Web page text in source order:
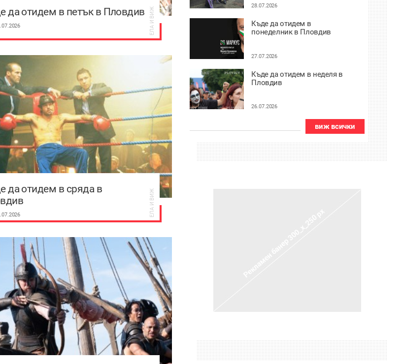
да отидем в петък в Пловдив ЕЛА И ВИЖ
да отидем в сряда в
ЕЛА И ВИЖ
28.07.2026
Къде да отидем в
понеделник в Пловдив
27.07.2026
Къде да отидем в неделя в
Пловдив
26.07.2026
виж всички